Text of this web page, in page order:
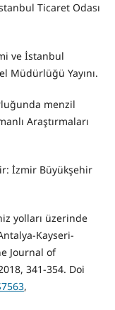
Ticaret Odası
ve İstanbul
Müdürlüğü Yayını.
menzil
Araştırmaları
İzmir Büyükşehir
yolları üzerinde
Kayseri-
Journal of
341-354. Doi
,